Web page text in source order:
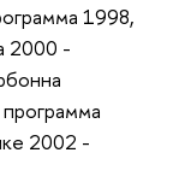
1998,
2000 -
2002 -